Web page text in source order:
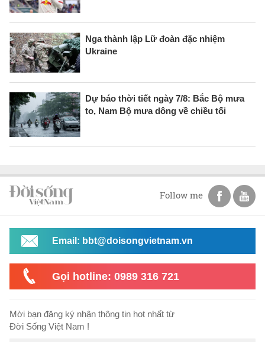
Nga thành lập Lữ đoàn đặc nhiệm
Ukraine
Dự báo thời tiết ngày 7/8: Bắc Bộ mưa
to, Nam Bộ mưa dông về chiều tối
Follow me
Email: bbt@doisongvietnam.vn
Gọi hotline: 0989 316 721
Mời bạn đăng ký nhận thông tin hot nhất từ
Đời Sống Việt Nam !